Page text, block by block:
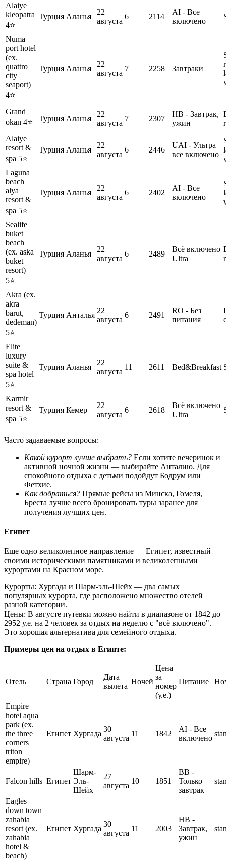
Alaiye
kleopatra
4⭐️
Турция Аланья
22
августа
6 2114
AI - Все
включено
Numa
port hotel
(ex.
quattro
city
seaport)
4⭐️
Турция Аланья
22
августа
7 2258 Завтраки
Grand
okan 4⭐️
Турция Аланья
22
августа
7 2307
HB - Завтрак,
ужин
Alaiye
resort &
spa 5⭐️
Турция Аланья
22
августа
6 2446
UAI - Ультра
все включено
Laguna
beach
alya
resort &
spa 5⭐️
Турция Аланья
22
августа
6 2402
AI - Все
включено
Sealife
buket
beach
(ex. aska
buket
resort)
5⭐️
Турция Аланья
22
августа
6 2489
Всё включено
Ultra
Akra (ex.
akra
barut,
dedeman)
5⭐️
Турция Анталья
22
августа
6 2491
RO - Без
питания
Elite
luxury
suite &
spa hotel
5⭐️
Турция Аланья
22
августа
11 2611 Bed&Breakfast
Karmir
resort &
spa 5⭐️
Турция Кемер
22
августа
6 2618
Всё включено
Ultra
Часто задаваемые вопросы:
Какой курорт лучше выбрать? Если хотите вечеринок и
активной ночной жизни — выбирайте Анталию. Для
спокойного отдыха с детьми подойдут Бодрум или
Фетхие.
Как добраться? Прямые рейсы из Минска, Гомеля,
Бреста лучше всего бронировать туры заранее для
получения лучших цен.
Египет
Еще одно великолепное направление — Египет, известный
своими историческими памятниками и великолепными
курортами на Красном море.
Курорты: Хургада и Шарм-эль-Шейх — два самых
популярных курорта, где расположено множество отелей
разной категории.
Цены: В августе путевки можно найти в диапазоне от 1842 до
2952 у.е. на 2 человек за отдых на неделю с "всё включено".
Это хорошая альтернатива для семейного отдыха.
Примеры цен на отдых в Египте:
Отель Страна Город
Дата
вылета
Ночей
Цена
за
номер
(у.е.)
Питание
Empire
hotel aqua
park (ex.
the three
corners
triton
empire)
Египет Хургада
30
августа
11 1842
AI - Все
включено
Falcon hills Египет
Шарм-
Эль-
Шейх
27
августа
10 1851
BB -
Только
завтрак
Eagles
down town
zahabia
resort (ex.
zahabia
hotel &
beach)
Египет Хургада
30
августа
11 2003
HB -
Завтрак,
ужин